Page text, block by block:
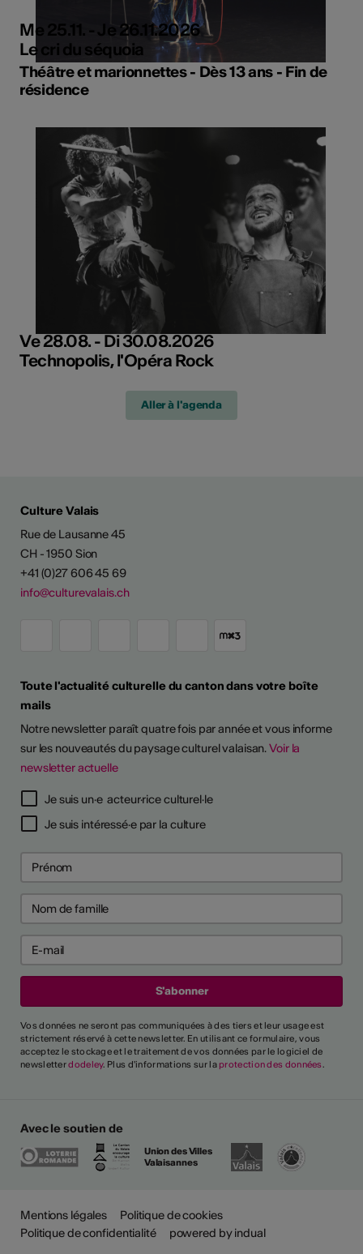
Me 25.11. - Je 26.11.2026
Le cri du séquoia
Théâtre et marionnettes - Dès 13 ans - Fin de
résidence
Ve 28.08. - Di 30.08.2026
Technopolis, l'Opéra Rock
Aller à l'agenda
Culture Valais
Rue de Lausanne 45
CH - 1950 Sion
+41 (0)27 606 45 69
info@culturevalais.ch
Toute l'actualité culturelle du canton dans votre boîte
mails
Notre newsletter paraît quatre fois par année et vous informe
sur les nouveautés du paysage culturel valaisan.Voir la
newsletter actuelle
Je suis un·e acteur·rice culturel·le
Je suis intéressé·e par la culture
Vos données ne seront pas communiquées à des tiers et leur usage est
strictement réservé à cette newsletter. En utilisant ce formulaire, vous
acceptez le stockage et le traitement de vos données par le logiciel de
newsletterdodeley. Plus d'informations sur la protection des données.
Avec le soutien de
Union des Villes
Valaisannes
Mentions légales
Politique de cookies
Politique de confidentialité
powered by indual